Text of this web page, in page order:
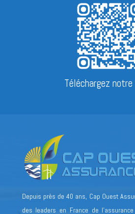
Téléchargez notre
Depuis près de 40 ans, Cap Ouest
des leaders en France de